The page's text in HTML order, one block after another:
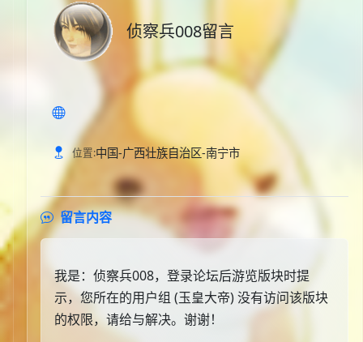
侦察兵008留言
位置:中国-广西壮族自治区-南宁市
留言内容
我是：侦察兵008，登录论坛后游览版块时提
示，您所在的用户组 (玉皇大帝) 没有访问该版块
的权限，请给与解决。谢谢！